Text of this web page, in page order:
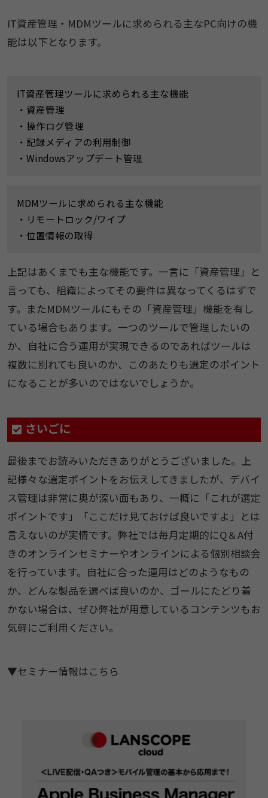
IT資産管理・MDMツールに求められる主なPC向けの機
能は以下となります。
IT資産管理ツールに求められる主な機能
・資産管理
・操作ログ管理
・記録メディアの利用制御
・Windowsアップデート管理
MDMツールに求められる主な機能
・リモートロック/ワイプ
・位置情報の取得
上記はあくまでも主な機能です。一言に「資産管理」と
言っても、組織によってその要件は異なってくるはずで
す。またMDMツールにもその「資産管理」機能を有し
ている場合もあります。一つのツールで管理したいの
か、自社に合う運用が実現できるのであればツールは
複数に別れても良いのか、このあたりも選定のポイント
になることが多いのではないでしょうか。
さいごに
最後までお読みいただきありがとうございました。上
記様々な選定ポイントをお伝えしてきましたが、デバイ
ス管理は非常に奥が深い面もあり、一概に「これが選定
ポイントです」「ここだけ見ておけば良いですよ」とは
言えないのが実情です。弊社では毎月定期的にQ＆A付
きのオンラインセミナーやオンラインによる個別相談会
を行っています。自社に合った運用はどのようなもの
か、どんな製品を選べば良いのか、ゴールにたどり着
かない場合は、ぜひ弊社が用意しているコンテンツもお
気軽にご利用ください。
▼セミナー情報はこちら